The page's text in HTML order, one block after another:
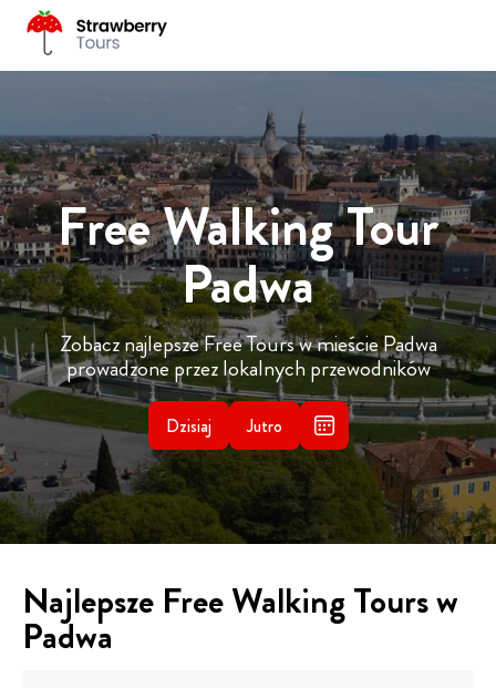
Free Walking Tour
Padwa
Zobacz najlepsze Free Tours w mieście Padwa
prowadzone przez lokalnych przewodników
Dzisiaj Jutro
Najlepsze Free Walking Tours w
Padwa